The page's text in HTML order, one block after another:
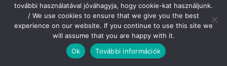
Copyright © 2026 Ocean Sailing SE
további használatával jóváhagyja, hogy cookie-kat használjunk.
/ We use cookies to ensure that we give you the best
experience on our website. If you continue to use this site we
will assume that you are happy with it.
Ok
További információk